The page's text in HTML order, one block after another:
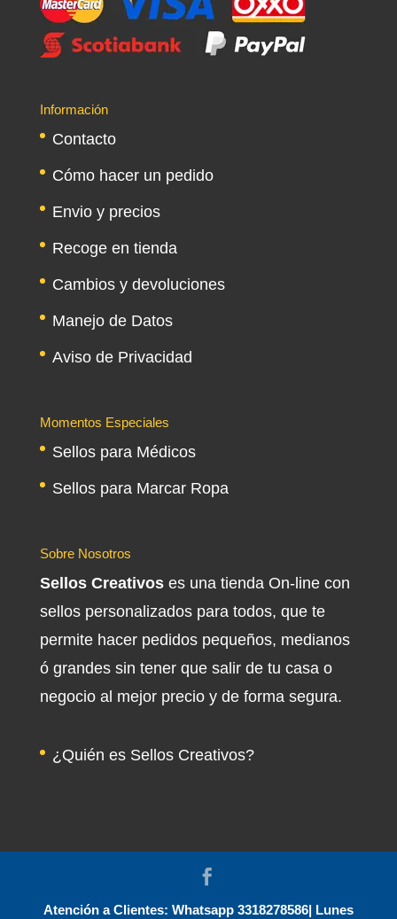
Información
Contacto
Cómo hacer un pedido
Envio y precios
Recoge en tienda
Cambios y devoluciones
Manejo de Datos
Aviso de Privacidad
Momentos Especiales
Sellos para Médicos
Sellos para Marcar Ropa
Sobre Nosotros
Sellos Creativoses una tienda On-line con
sellos personalizados para todos, que te
permite hacer pedidos pequeños, medianos
ó grandes sin tener que salir de tu casa o
negocio al mejor precio y de forma segura.
¿Quién es Sellos Creativos?
Atención a Clientes: Whatsapp 3318278586| Lunes